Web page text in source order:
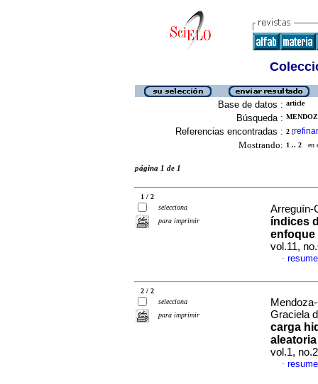
Base de datos : article
Búsqueda :
Referencias encontradas : 2 [refinar
Mostrando: 1 .. 2 en
página 1 de 1
1 / 2
selecciona
para imprimir
Arreguín-
índices
enfoque
vol.11,
·
2 / 2
selecciona
para imprimir
Graciela
carga
vol.1,
·